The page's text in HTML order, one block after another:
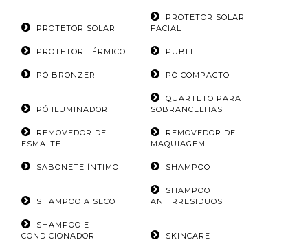
PROTETOR SOLAR
PROTETOR SOLAR
FACIAL
PROTETOR TÉRMICO PUBLI
PÓ BRONZER PÓ COMPACTO
PÓ ILUMINADOR
QUARTETO PARA
SOBRANCELHAS
REMOVEDOR DE
ESMALTE
REMOVEDOR DE
MAQUIAGEM
SABONETE ÍNTIMO SHAMPOO
SHAMPOO A SECO
SHAMPOO
ANTIRRESIDUOS
SHAMPOO E
CONDICIONADOR
SKINCARE